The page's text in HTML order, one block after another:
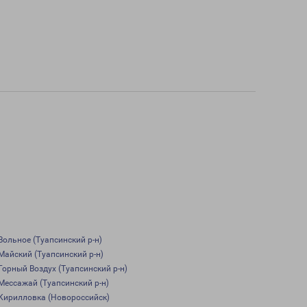
(Туапсинский р-н)
(Туапсинский р-н)
Воздух (Туапсинский р-н)
(Туапсинский р-н)
(Новороссийск)